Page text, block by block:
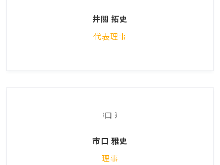
井關 拓史
代表理事
市口 雅史
理事